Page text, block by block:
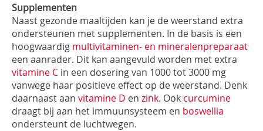
Supplementen
Naast gezonde maaltijden kan je de weerstand extra
ondersteunen met supplementen. In de basis is een
hoogwaardig multivitaminen- en mineralenpreparaat
een aanrader. Dit kan aangevuld worden met extra
vitamine C in een dosering van 1000 tot 3000 mg
vanwege haar positieve effect op de weerstand. Denk
daarnaast aan vitamine D en zink. Ook curcumine
draagt bij aan het immuunsysteem en boswellia
ondersteunt de luchtwegen.